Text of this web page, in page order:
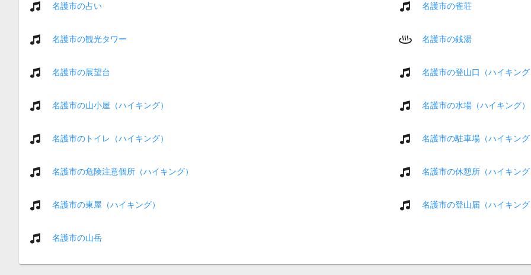
名護市の占い 名護市の雀荘
名護市の観光タワー 名護市の銭湯
名護市の展望台 名護市の登山口（ハイキン
名護市の山小屋（ハイキング） 名護市の水場（ハイキング）
名護市のトイレ（ハイキング） 名護市の駐車場（ハイキン
名護市の危険注意個所（ハイキング） 名護市の休憩所（ハイキン
名護市の東屋（ハイキング） 名護市の登山届（ハイキン
名護市の山岳